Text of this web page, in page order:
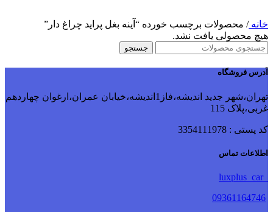
خانه/ محصولات برچسب خورده “آینه بغل پراید چراغ دار”
هیچ محصولی یافت نشد.
جستجو
آدرس فروشگاه
تهران،شهر جدید اندیشه،فاز1اندیشه،خیابان عمران،ارغوان چهاردهم
غربی،پلاک 115
کد پستی : 3354111978
اطلاعات تماس
09361164746